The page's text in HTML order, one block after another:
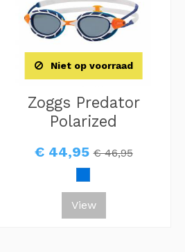
Niet op voorraad
Zoggs Predator
Polarized
€ 44,95€ 46,95
View